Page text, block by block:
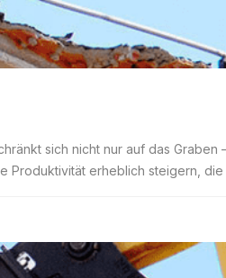
sich nicht nur auf das
Produktivität erheblich steigern, die